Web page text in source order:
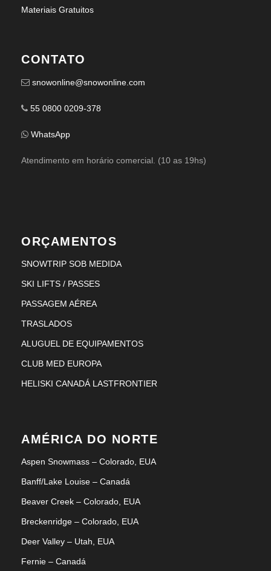
Materiais Gratuitos
CONTATO
snowonline@snowonline.com
55 0800 0209-378
WhatsApp
Atendimento em horário comercial. (10 as 19hs)
ORÇAMENTOS
SNOWTRIP SOB MEDIDA
SKI LIFTS / PASSES
PASSAGEM AÉREA
TRASLADOS
ALUGUEL DE EQUIPAMENTOS
CLUB MED EUROPA
HELISKI CANADÁ LASTFRONTIER
AMÉRICA DO NORTE
Aspen Snowmass – Colorado, EUA
Banff/Lake Louise – Canadá
Beaver Creek – Colorado, EUA
Breckenridge – Colorado, EUA
Deer Valley – Utah, EUA
Fernie – Canadá